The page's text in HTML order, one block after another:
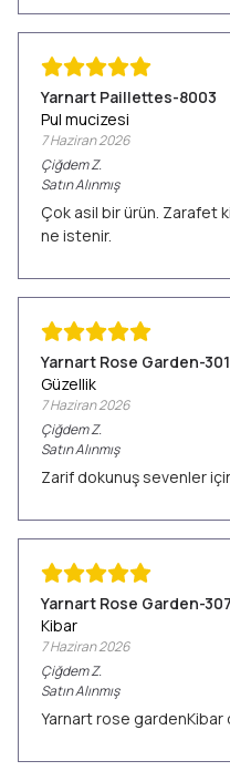
Yarnart Paillettes-8003
Pul mucizesi
7 Haziran 2026
ÇiğdemZ.
Satın Alınmış
Çok asil bir ürün. Zarafet
ne istenir.
Yarnart Rose Garden-301
Güzellik
7 Haziran 2026
ÇiğdemZ.
Satın Alınmış
Zarif dokunuş sevenler
Yarnart Rose Garden-307
Kibar
7 Haziran 2026
ÇiğdemZ.
Satın Alınmış
Yarnart rose